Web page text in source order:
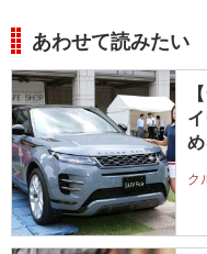
あわせて読みたい
ク